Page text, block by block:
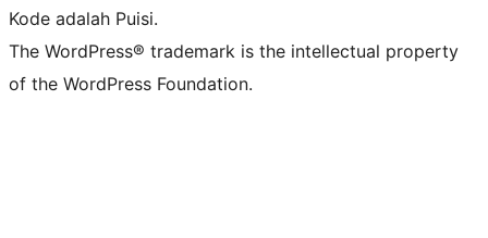
Kode adalah Puisi.
The WordPress® trademark is the intellectual property
of the WordPress Foundation.